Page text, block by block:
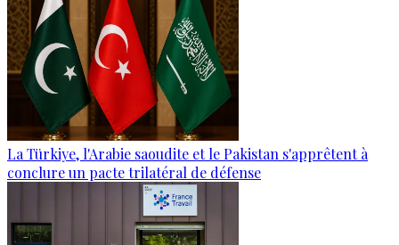
La Türkiye, l'Arabie saoudite et le Pakistan s'apprêtent à
conclure un pacte trilatéral de défense